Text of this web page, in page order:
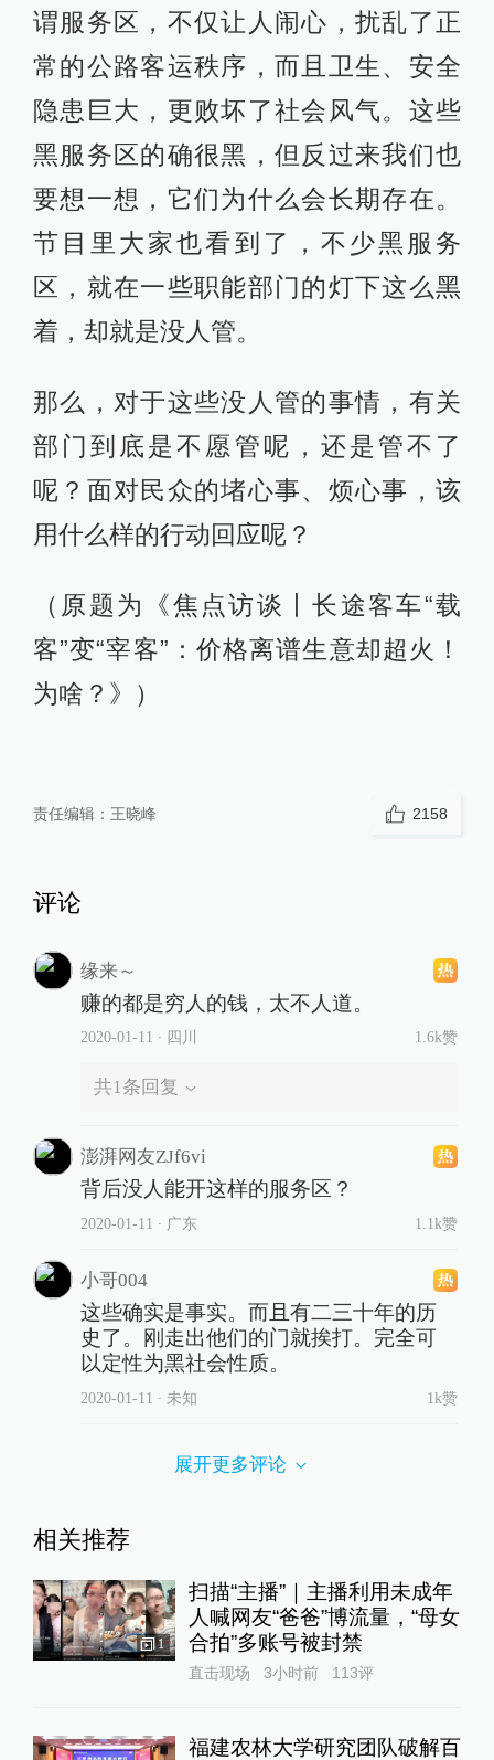
谓服务区，不仅让人闹心，扰乱了正
常的公路客运秩序，而且卫生、安全
隐患巨大，更败坏了社会风气。这些
黑服务区的确很黑，但反过来我们也
要想一想，它们为什么会长期存在。
节目里大家也看到了，不少黑服务
区，就在一些职能部门的灯下这么黑
着，却就是没人管。
那么，对于这些没人管的事情，有关
部门到底是不愿管呢，还是管不了
呢？面对民众的堵心事、烦心事，该
用什么样的行动回应呢？
（原题为《焦点访谈丨长途客车“载
客”变“宰客”：价格离谱生意却超火！
为啥？》）
责任编辑： 王晓峰 2158
评论
缘来～
赚的都是穷人的钱，太不人道。
2020-01-11 ∙ 四川 1.6k赞
共1条回复
澎湃网友ZJf6vi
背后没人能开这样的服务区？
2020-01-11 ∙ 广东 1.1k赞
小哥004
这些确实是事实。而且有二三十年的历
史了。刚走出他们的门就挨打。完全可
以定性为黑社会性质。
2020-01-11 ∙ 未知 1k赞
展开更多评论
相关推荐
1
扫描“主播”｜主播利用未成年
人喊网友“爸爸”博流量，“母女
合拍”多账号被封禁
直击现场 3小时前 113评
福建农林大学研究团队破解百